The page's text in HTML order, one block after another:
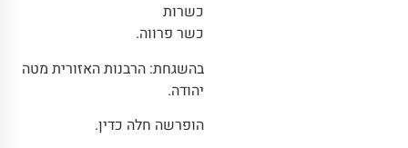
כשרות
כשר פרווה.
בהשגחת: הרבנות האזורית מטה
יהודה.
הופרשה חלה כדין.